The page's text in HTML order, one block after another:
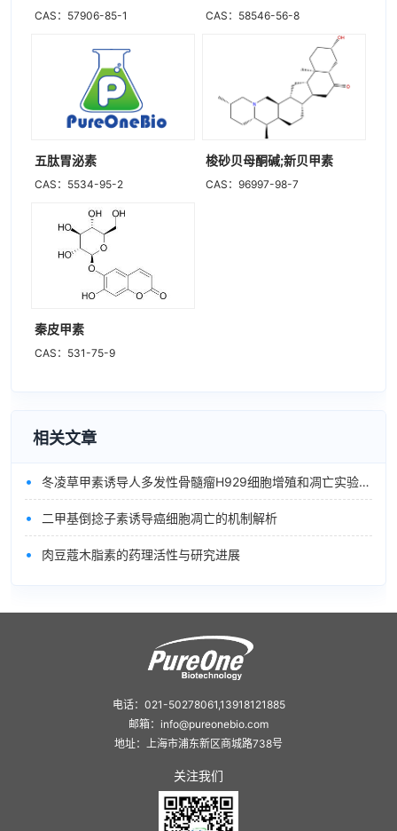
CAS：57906-85-1 CAS：58546-56-8
五肽胃泌素
CAS：5534-95-2
梭砂贝母酮碱;新贝甲素
CAS：96997-98-7
秦皮甲素
CAS：531-75-9
相关文章
• 冬凌草甲素诱导人多发性骨髓瘤H929细胞增殖和凋亡实验研究
• 二甲基倒捻子素诱导癌细胞凋亡的机制解析
• 肉豆蔻木脂素的药理活性与研究进展
电话：021-50278061,13918121885
邮箱：info@pureonebio.com
地址：上海市浦东新区商城路738号
关注我们